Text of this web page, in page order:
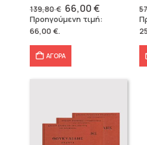
139,80€ Original
price
was:
66,00€Η
τρέχουσα
τιμή
Προηγούμενη τιμή:
66,00€.
ΑΓΟΡΑ